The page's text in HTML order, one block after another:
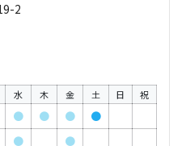
2
水 木 金 土 日 祝
● ● ●
●
● ●